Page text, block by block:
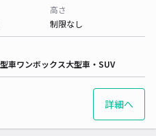
高さ
制限なし
車ワンボックス大型車・SUV
詳細へ